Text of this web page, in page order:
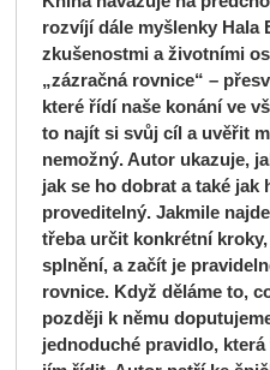
rozvíjí dále myšlenky Hala
zkušenostmi a životními
„zázračná rovnice“ –
které řídí naše konání ve
to najít si svůj cíl a uvěřit
nemožný. Autor ukazuje,
jak se ho dobrat a také jak
proveditelný. Jakmile
třeba určit konkrétní
splnění, a začít je
rovnice. Když děláme to,
později k němu
jednoduché pravidlo,